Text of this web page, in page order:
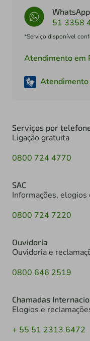
51 3358
*Serviço disponível
Atendimento em
Atendimento
Serviços por
Ligação gratuita
0800 724 4770
SAC
Informações, elogios
0800 724 7220
Ouvidoria
Ouvidoria e
0800 646 2519
Chamadas
Elogios e
+ 55 51 2313 6472